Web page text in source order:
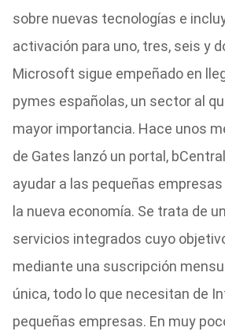
sobre nuevas tecnologías e
activación para uno, tres, seis y
Microsoft sigue empeñado en
pymes españolas, un sector al
mayor importancia. Hace unos
de Gates lanzó un portal,
ayudar a las pequeñas
la nueva economía. Se trata de
servicios integrados cuyo
mediante una suscripción
única, todo lo que necesitan de
pequeñas empresas. En muy